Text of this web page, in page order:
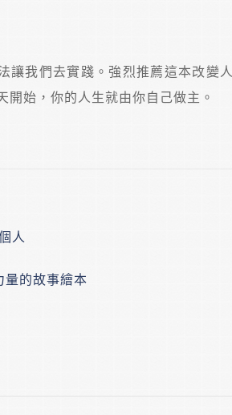
讓我們去實踐。強烈推薦這本改變
始，你的人生就由你自己做主。
人
量的故事繪本